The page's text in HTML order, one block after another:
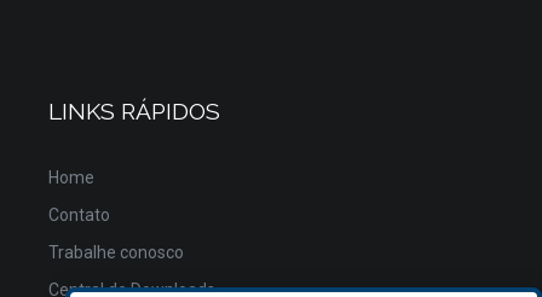
LINKS RÁPIDOS
Home
Contato
Trabalhe conosco
Central de Downloads